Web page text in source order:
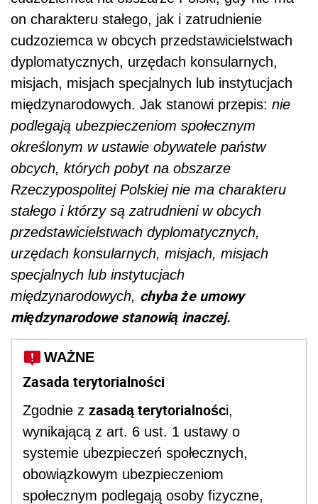
on charakteru stałego, jak i zatrudnienie
cudzoziemca w obcych przedstawicielstwach
dyplomatycznych, urzędach konsularnych,
misjach, misjach specjalnych lub instytucjach
międzynarodowych. Jak stanowi przepis: nie
podlegają ubezpieczeniom społecznym
określonym w ustawie obywatele państw
obcych, których pobyt na obszarze
Rzeczypospolitej Polskiej nie ma charakteru
stałego i którzy są zatrudnieni w obcych
przedstawicielstwach dyplomatycznych,
urzędach konsularnych, misjach, misjach
specjalnych lub instytucjach
międzynarodowych, chyba że umowy
międzynarodowe stanowią inaczej.
WAŻNE
Zasada terytorialności
Zgodnie z zasadą terytorialności,
wynikającą z art. 6 ust. 1 ustawy o
systemie ubezpieczeń społecznych,
obowiązkowym ubezpieczeniom
społecznym podlegają osoby fizyczne,